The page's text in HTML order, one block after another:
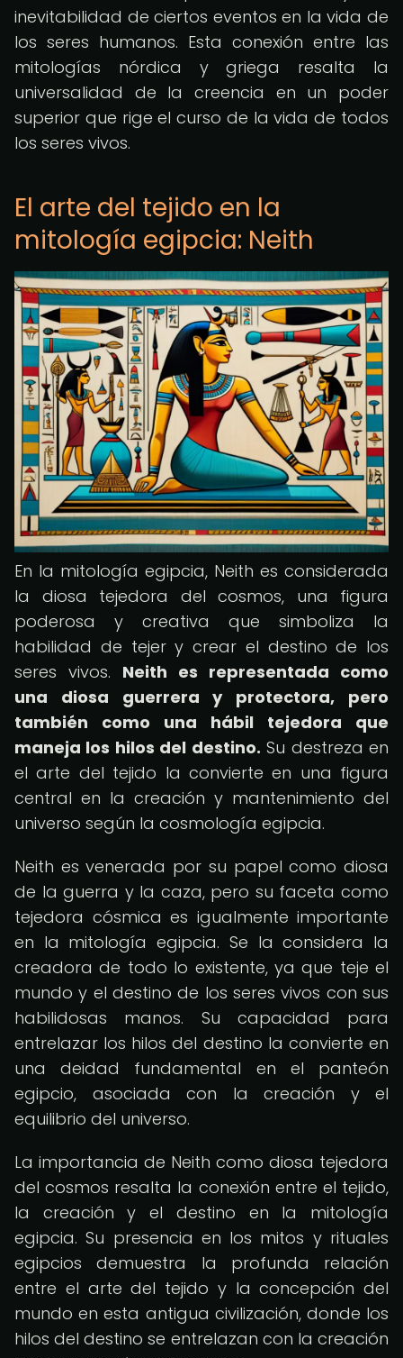
inevitabilidad de ciertos eventos en la vida de
los seres humanos. Esta conexión entre las
mitologías nórdica y griega resalta la
universalidad de la creencia en un poder
superior que rige el curso de la vida de todos
los seres vivos.
El arte del tejido en la
mitología egipcia: Neith
En la mitología egipcia, Neith es considerada
la diosa tejedora del cosmos, una figura
poderosa y creativa que simboliza la
habilidad de tejer y crear el destino de los
seres vivos. Neith es representada como
una diosa guerrera y protectora, pero
también como una hábil tejedora que
maneja los hilos del destino. Su destreza en
el arte del tejido la convierte en una figura
central en la creación y mantenimiento del
universo según la cosmología egipcia.
Neith es venerada por su papel como diosa
de la guerra y la caza, pero su faceta como
tejedora cósmica es igualmente importante
en la mitología egipcia. Se la considera la
creadora de todo lo existente, ya que teje el
mundo y el destino de los seres vivos con sus
habilidosas manos. Su capacidad para
entrelazar los hilos del destino la convierte en
una deidad fundamental en el panteón
egipcio, asociada con la creación y el
equilibrio del universo.
La importancia de Neith como diosa tejedora
del cosmos resalta la conexión entre el tejido,
la creación y el destino en la mitología
egipcia. Su presencia en los mitos y rituales
egipcios demuestra la profunda relación
entre el arte del tejido y la concepción del
mundo en esta antigua civilización, donde los
hilos del destino se entrelazan con la creación